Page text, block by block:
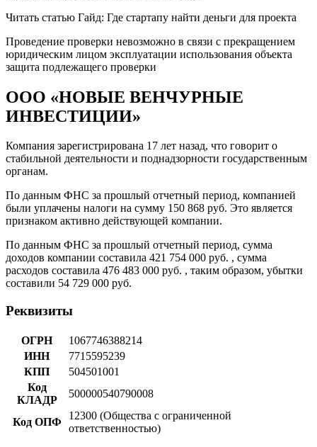
Читать статью Гайд: Где стартапу найти деньги для проекта
Проведение проверки невозможно в связи с прекращением
юридическим лицом эксплуатации использования объекта
защита подлежащего проверки
ООО «НОВЫЕ ВЕНЧУРНЫЕ
ИНВЕСТИЦИИ»
Компания зарегистрирована 17 лет назад, что говорит о
стабильной деятельности и поднадзорности государственным
органам.
По данным ФНС за прошлый отчетный период, компанией
были уплачены налоги на сумму 150 868 руб. Это является
признаком активно действующей компании.
По данным ФНС за прошлый отчетный период, сумма
доходов компании составила 421 754 000 руб. , сумма
расходов составила 476 483 000 руб. , таким образом, убытки
составили 54 729 000 руб.
Реквизиты
ОГРН
1067746388214
ИНН
7715595239
КПП
504501001
Код
КЛАДР
500000540790008
Код ОПФ
12300 (Общества с ограниченной
ответственностью)